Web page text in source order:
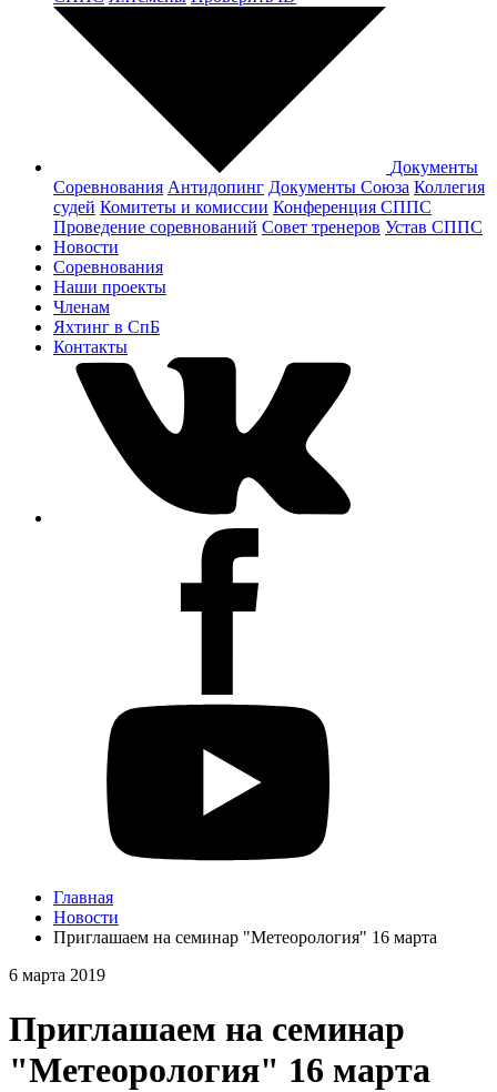
Документы
Соревнования Антидопинг Документы Cоюза Коллегия
судей Комитеты и комиссии Конференция СППС
Проведение соревнований Совет тренеров Устав СППС
Новости
Соревнования
Наши проекты
Членам
Яхтинг в СпБ
Контакты
Главная
Новости
Приглашаем на семинар "Метеорология" 16 марта
6 марта 2019
Приглашаем на семинар
"Метеорология" 16 марта